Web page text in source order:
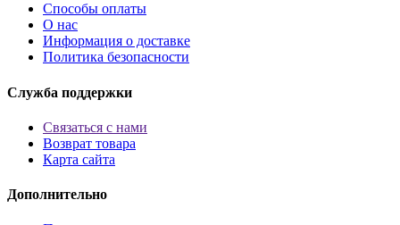
Способы оплаты
О нас
Информация о доставке
Политика безопасности
Служба поддержки
Связаться с нами
Возврат товара
Карта сайта
Дополнительно